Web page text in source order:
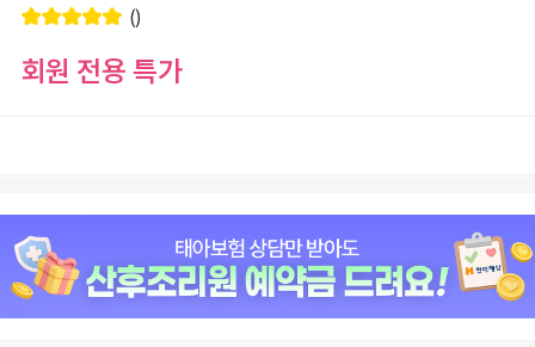
()
회원 전용 특가
총 상품 금액 0원
바
니
선
하
기